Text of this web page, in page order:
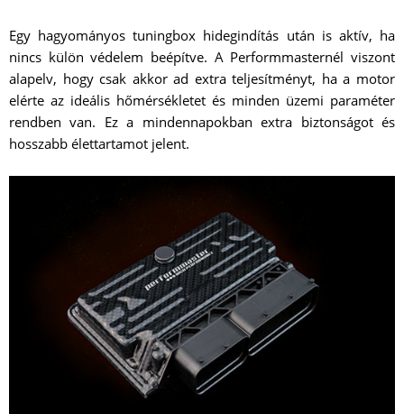
Egy hagyományos tuningbox hidegindítás után is aktív, ha
nincs külön védelem beépítve. A Performmasternél viszont
alapelv, hogy csak akkor ad extra teljesítményt, ha a motor
elérte az ideális hőmérsékletet és minden üzemi paraméter
rendben van. Ez a mindennapokban extra biztonságot és
hosszabb élettartamot jelent.